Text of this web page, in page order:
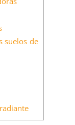
suelos de